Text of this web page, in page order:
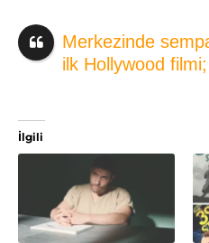
Merkezinde
ilk Hollywood
İlgili